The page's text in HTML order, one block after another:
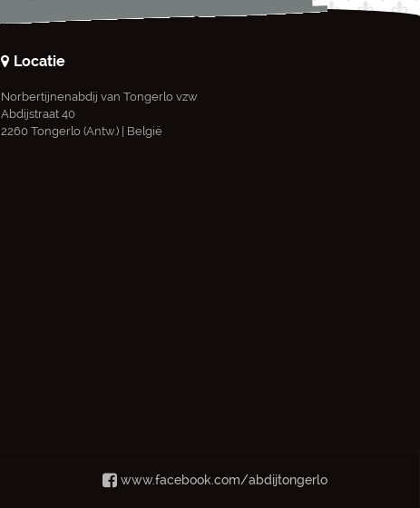
Locatie
Norbertijnenabdij van Tongerlo vzw
Abdijstraat 40
2260 Tongerlo (Antw.) | België
www.facebook.com/abdijtongerlo